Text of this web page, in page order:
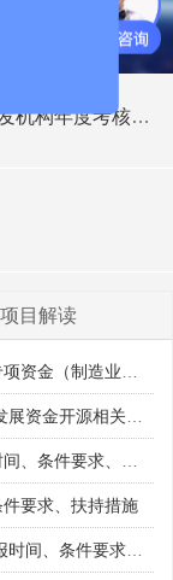
心痛点
体，人才引进、
叠加，覆盖高层
态复核自查整改手册
项目解读
申报时间、条件要求、补助奖励
时间、条件要求、补助奖励
要求、资助奖励
要求、扶持措施
件要求、扶持政策